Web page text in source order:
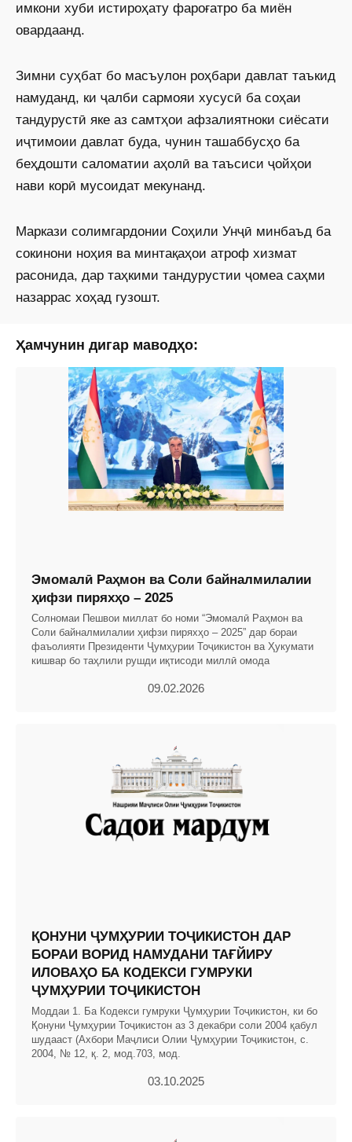
имкони хуби истироҳату фароғатро ба миён
овардаанд.
Зимни суҳбат бо масъулон роҳбари давлат таъкид
намуданд, ки ҷалби сармояи хусусӣ ба соҳаи
тандурустӣ яке аз самтҳои афзалиятноки сиёсати
иҷтимоии давлат буда, чунин ташаббусҳо ба
беҳдошти саломатии аҳолӣ ва таъсиси ҷойҳои
нави корӣ мусоидат мекунанд.
Маркази солимгардонии Соҳили Унҷӣ минбаъд ба
сокинони ноҳия ва минтақаҳои атроф хизмат
расонида, дар таҳкими тандурустии ҷомеа саҳми
назаррас хоҳад гузошт.
Ҳамчунин дигар маводҳо:
Эмомалӣ Раҳмон ва Соли байналмилалии
ҳифзи пиряхҳо – 2025
Солномаи Пешвои миллат бо номи “Эмомалӣ Раҳмон ва
Соли байналмилалии ҳифзи пиряхҳо – 2025” дар бораи
фаъолияти Президенти Ҷумҳурии Тоҷикистон ва Ҳукумати
кишвар бо таҳлили рушди иқтисоди миллӣ омода
09.02.2026
ҚОНУНИ ҶУМҲУРИИ ТОҶИКИСТОН ДАР
БОРАИ ВОРИД НАМУДАНИ ТАҒЙИРУ
ИЛОВАҲО БА КОДЕКСИ ГУМРУКИ
ҶУМҲУРИИ ТОҶИКИСТОН
Моддаи 1. Ба Кодекси гумруки Ҷумҳурии Тоҷикистон, ки бо
Қонуни Ҷумҳурии Тоҷикистон аз 3 декабри соли 2004 қабул
шудааст (Ахбори Маҷлиси Олии Ҷумҳурии Тоҷикистон, с.
2004, № 12, қ. 2, мод.703, мод.
03.10.2025